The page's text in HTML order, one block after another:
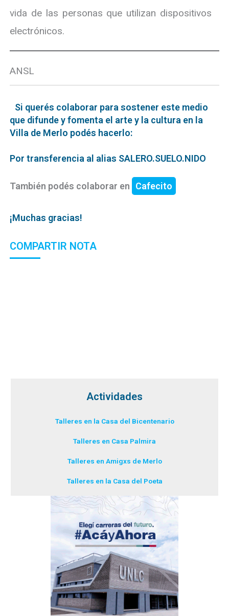
vida de las personas que utilizan dispositivos
electrónicos.
ANSL
Si querés colaborar para sostener este medio
que difunde y fomenta el arte y la cultura en la
Villa de Merlo podés hacerlo:
Por transferencia al alias SALERO.SUELO.NIDO
También podés colaborar en Cafecito
¡Muchas gracias!
COMPARTIR NOTA
Actividades
Talleres en la Casa del Bicentenario
Talleres en Casa Palmira
Talleres en Amigxs de Merlo
Talleres en la Casa del Poeta